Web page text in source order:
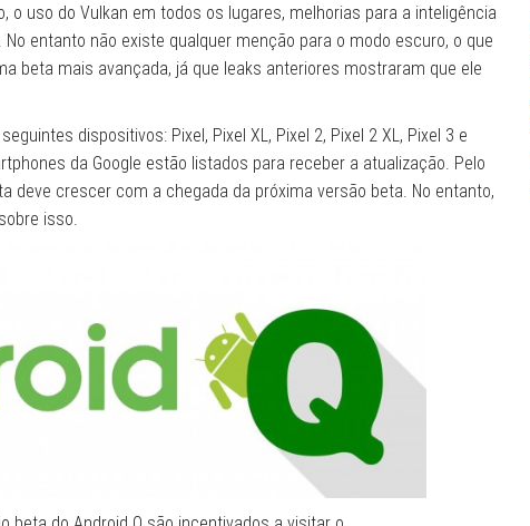
o uso do Vulkan em todos os lugares, melhorias para a inteligência
entanto não existe qualquer menção para o modo escuro, o que
beta mais avançada, já que leaks anteriores mostraram que ele
dispositivos: Pixel, Pixel XL, Pixel 2, Pixel 2 XL, Pixel 3 e
da Google estão listados para receber a atualização. Pelo
deve crescer com a chegada da próxima versão beta. No entanto,
isso.